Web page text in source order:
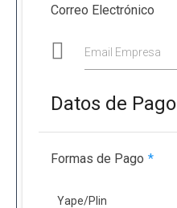
Correo Electrónico
Email Empresa
Datos de Pago
Formas de Pago *
Yape/Plin